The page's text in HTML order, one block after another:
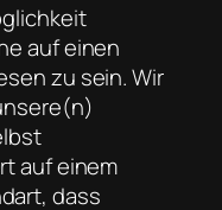
auf einen
zu sein. Wir
auf einem
dass